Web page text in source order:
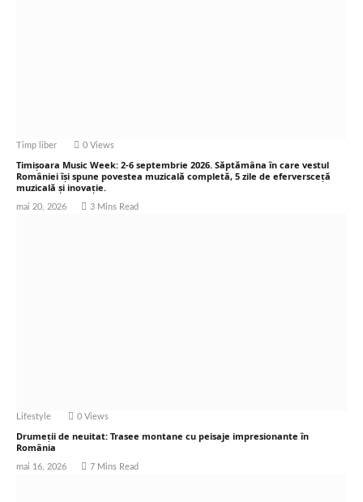
Timp liber 0 Views
Timișoara Music Week: 2-6 septembrie 2026. Săptămâna în care vestul
României își spune povestea muzicală completă, 5 zile de eferversceță
muzicală și inovație.
mai 20, 2026 3 Mins Read
Lifestyle 0 Views
Drumeții de neuitat: Trasee montane cu peisaje impresionante în
România
mai 16, 2026 7 Mins Read